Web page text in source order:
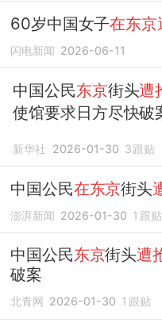
60岁中国女子在东京
闪电新闻 2026-06-11
中国公民东京街头遭
使馆要求日方尽快破
新华社 2026-01-30 3跟贴
中国公民在东京街头
澎湃新闻 2026-01-30 1 跟贴
中国公民东京街头遭
破案
北青网 2026-01-30 1 跟贴